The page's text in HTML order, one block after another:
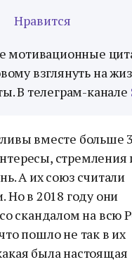
Нравится
мотивационные
взглянуть на
В телеграм-канале
вместе больше
стремления
А их союз считали
Но в 2018 году они
скандалом на всю
пошло не так в их
была настоящая